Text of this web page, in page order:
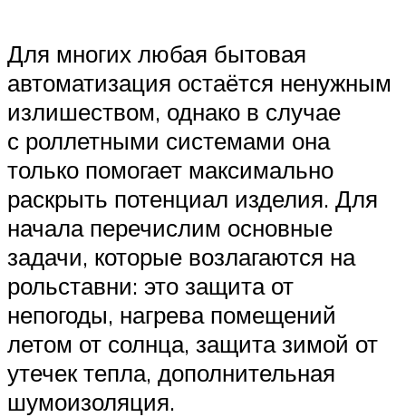
Для многих любая бытовая
автоматизация остаётся ненужным
излишеством, однако в случае
с роллетными системами она
только помогает максимально
раскрыть потенциал изделия. Для
начала перечислим основные
задачи, которые возлагаются на
рольставни: это защита от
непогоды, нагрева помещений
летом от солнца, защита зимой от
утечек тепла, дополнительная
шумоизоляция.